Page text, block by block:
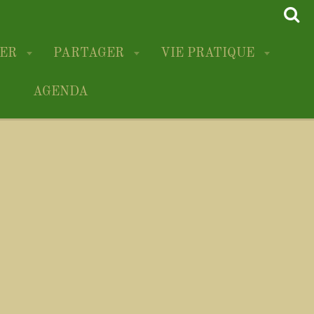
PARTAGER VIE PRATIQUE
AGENDA